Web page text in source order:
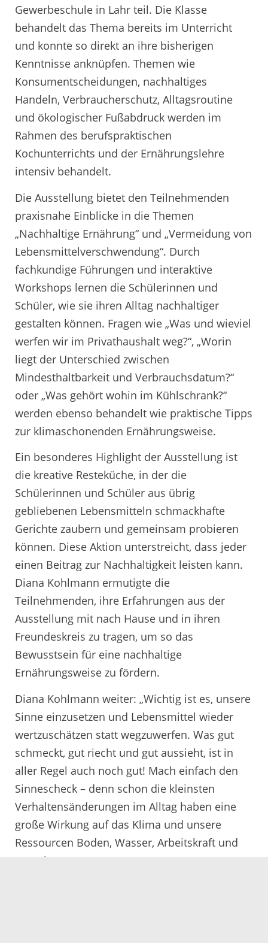
Gewerbeschule in Lahr teil. Die Klasse
behandelt das Thema bereits im Unterricht
und konnte so direkt an ihre bisherigen
Kenntnisse anknüpfen. Themen wie
Konsumentscheidungen, nachhaltiges
Handeln, Verbraucherschutz, Alltagsroutine
und ökologischer Fußabdruck werden im
Rahmen des berufspraktischen
Kochunterrichts und der Ernährungslehre
intensiv behandelt.
Die Ausstellung bietet den Teilnehmenden
praxisnahe Einblicke in die Themen
„Nachhaltige Ernährung“ und „Vermeidung von
Lebensmittelverschwendung“. Durch
fachkundige Führungen und interaktive
Workshops lernen die Schülerinnen und
Schüler, wie sie ihren Alltag nachhaltiger
gestalten können. Fragen wie „Was und wieviel
werfen wir im Privathaushalt weg?“, „Worin
liegt der Unterschied zwischen
Mindesthaltbarkeit und Verbrauchsdatum?“
oder „Was gehört wohin im Kühlschrank?“
werden ebenso behandelt wie praktische Tipps
zur klimaschonenden Ernährungsweise.
Ein besonderes Highlight der Ausstellung ist
die kreative Resteküche, in der die
Schülerinnen und Schüler aus übrig
gebliebenen Lebensmitteln schmackhafte
Gerichte zaubern und gemeinsam probieren
können. Diese Aktion unterstreicht, dass jeder
einen Beitrag zur Nachhaltigkeit leisten kann.
Diana Kohlmann ermutigte die
Teilnehmenden, ihre Erfahrungen aus der
Ausstellung mit nach Hause und in ihren
Freundeskreis zu tragen, um so das
Bewusstsein für eine nachhaltige
Ernährungsweise zu fördern.
Diana Kohlmann weiter: „Wichtig ist es, unsere
Sinne einzusetzen und Lebensmittel wieder
wertzuschätzen statt wegzuwerfen. Was gut
schmeckt, gut riecht und gut aussieht, ist in
aller Regel auch noch gut! Mach einfach den
Sinnescheck – denn schon die kleinsten
Verhaltensänderungen im Alltag haben eine
große Wirkung auf das Klima und unsere
Ressourcen Boden, Wasser, Arbeitskraft und
Energie.“